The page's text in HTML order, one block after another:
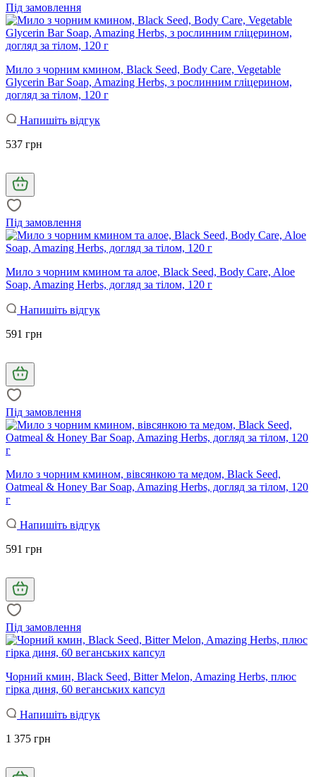
Під замовлення
Мило з чорним кмином, Black Seed, Body Care, Vegetable
Glycerin Bar Soap, Amazing Herbs, з рослинним гліцерином,
догляд за тілом, 120 г
Напишіть відгук
537 грн
Під замовлення
Мило з чорним кмином та алое, Black Seed, Body Care, Aloe
Soap, Amazing Herbs, догляд за тілом, 120 г
Напишіть відгук
591 грн
Під замовлення
Мило з чорним кмином, вівсянкою та медом, Black Seed,
Oatmeal & Honey Bar Soap, Amazing Herbs, догляд за тілом, 120
г
Напишіть відгук
591 грн
Під замовлення
Чорний кмин, Black Seed, Bitter Melon, Amazing Herbs, плюс
гірка диня, 60 веганських капсул
Напишіть відгук
1 375 грн